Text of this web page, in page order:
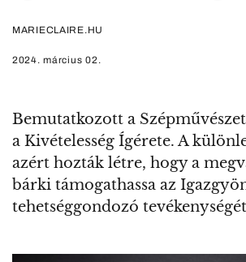
MARIECLAIRE.HU
2024. március 02.
Bemutatkozott a
a Kivételesség Ígérete. A
azért hozták létre, hogy a
bárki támogathassa az
tehetséggondozó